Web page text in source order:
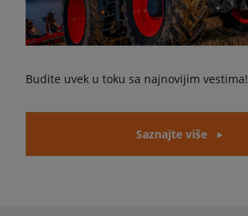
Budite uvek u toku sa najnovijim vestima!
Saznajte više